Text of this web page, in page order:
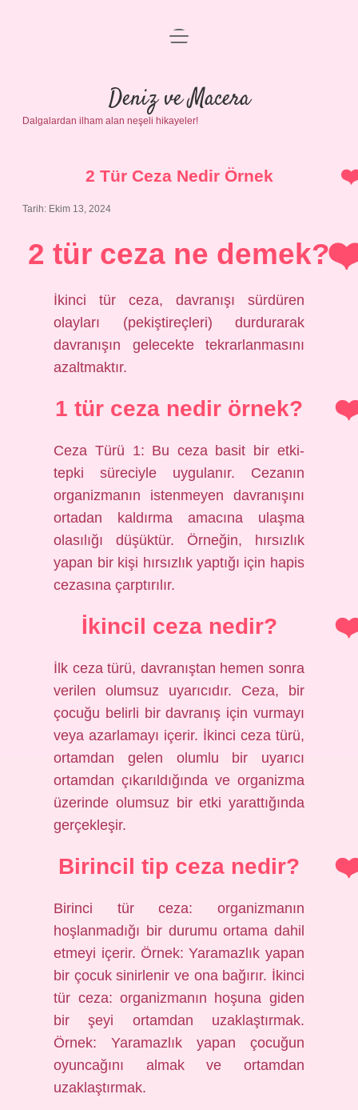
Anasayfa
Gizlilik Politikası
Yasal Uyarı
menüyü
Deniz ve Macera
Dalgalardan ilham alan neşeli hikayeler!
2 Tür Ceza Nedir Örnek
Tarih: Ekim 13, 2024
2 tür ceza ne demek?
İkinci tür ceza, davranışı sürdüren
olayları (pekiştireçleri) durdurarak
davranışın gelecekte tekrarlanmasını
azaltmaktır.
1 tür ceza nedir örnek?
Ceza Türü 1: Bu ceza basit bir etki-
tepki süreciyle uygulanır. Cezanın
organizmanın istenmeyen davranışını
ortadan kaldırma amacına ulaşma
olasılığı düşüktür. Örneğin, hırsızlık
yapan bir kişi hırsızlık yaptığı için hapis
cezasına çarptırılır.
İkincil ceza nedir?
İlk ceza türü, davranıştan hemen sonra
verilen olumsuz uyarıcıdır. Ceza, bir
çocuğu belirli bir davranış için vurmayı
veya azarlamayı içerir. İkinci ceza türü,
ortamdan gelen olumlu bir uyarıcı
ortamdan çıkarıldığında ve organizma
üzerinde olumsuz bir etki yarattığında
gerçekleşir.
Birincil tip ceza nedir?
Birinci tür ceza: organizmanın
hoşlanmadığı bir durumu ortama dahil
etmeyi içerir. Örnek: Yaramazlık yapan
bir çocuk sinirlenir ve ona bağırır. İkinci
tür ceza: organizmanın hoşuna giden
bir şeyi ortamdan uzaklaştırmak.
Örnek: Yaramazlık yapan çocuğun
oyuncağını almak ve ortamdan
uzaklaştırmak.